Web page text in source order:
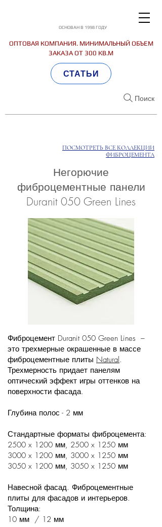
ОСНОВАН В 1998 ГОДУ
ОПТОВАЯ КОМПАНИЯ. МИНИМАЛЬНЫЙ ОБЪЕМ
ЗАКАЗА ОТ 300 КВ.М
Поиск
СТАТЬИ
ПОСМОТРЕТЬ ВСЕ КОЛЛЕКЦИИ
ФИБРОЦЕМЕНТА
Негорючие
фиброцементные панели
Duranit 050 Green Lines
Фиброцемент Duranit 050 Green Lines –
это трехмерные окрашенные в массе
фиброцементные плиты Natural.
Трехмерность придает панелям
оптический эффект игры оттенков на
поверхности фасада.
Глубина полос - 2 мм
Стандартные форматы фиброцемента:
2500 x 1200 мм, 2500 x 1250 мм
3000 x 1200 мм, 3000 x 1250 мм
3050 x 1200 мм, 3050 x 1250 мм
Навесной фасад. Фиброцементные
плиты для фасадов и интерьеров.
Толщина:
10 мм / 12 мм